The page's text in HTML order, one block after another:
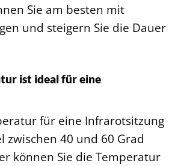
Sie am besten mit
und steigern Sie die Dauer
ist ideal für eine
für eine Infrarotsitzung
zwischen 40 und 60 Grad
können Sie die Temperatur